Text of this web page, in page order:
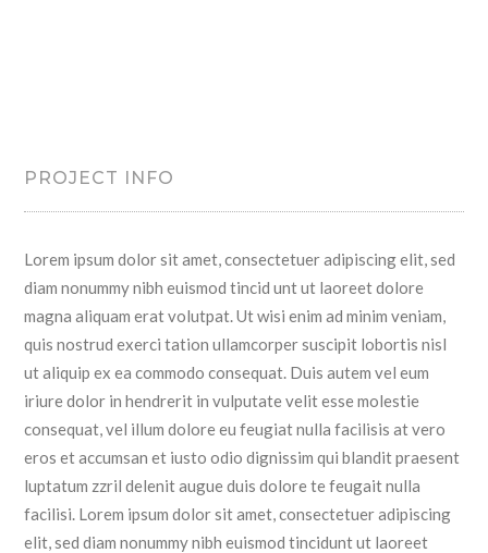
PROJECT INFO
Lorem ipsum dolor sit amet, consectetuer adipiscing elit, sed
diam nonummy nibh euismod tincid unt ut laoreet dolore
magna aliquam erat volutpat. Ut wisi enim ad minim veniam,
quis nostrud exerci tation ullamcorper suscipit lobortis nisl
ut aliquip ex ea commodo consequat. Duis autem vel eum
iriure dolor in hendrerit in vulputate velit esse molestie
consequat, vel illum dolore eu feugiat nulla facilisis at vero
eros et accumsan et iusto odio dignissim qui blandit praesent
luptatum zzril delenit augue duis dolore te feugait nulla
facilisi. Lorem ipsum dolor sit amet, consectetuer adipiscing
elit, sed diam nonummy nibh euismod tincidunt ut laoreet